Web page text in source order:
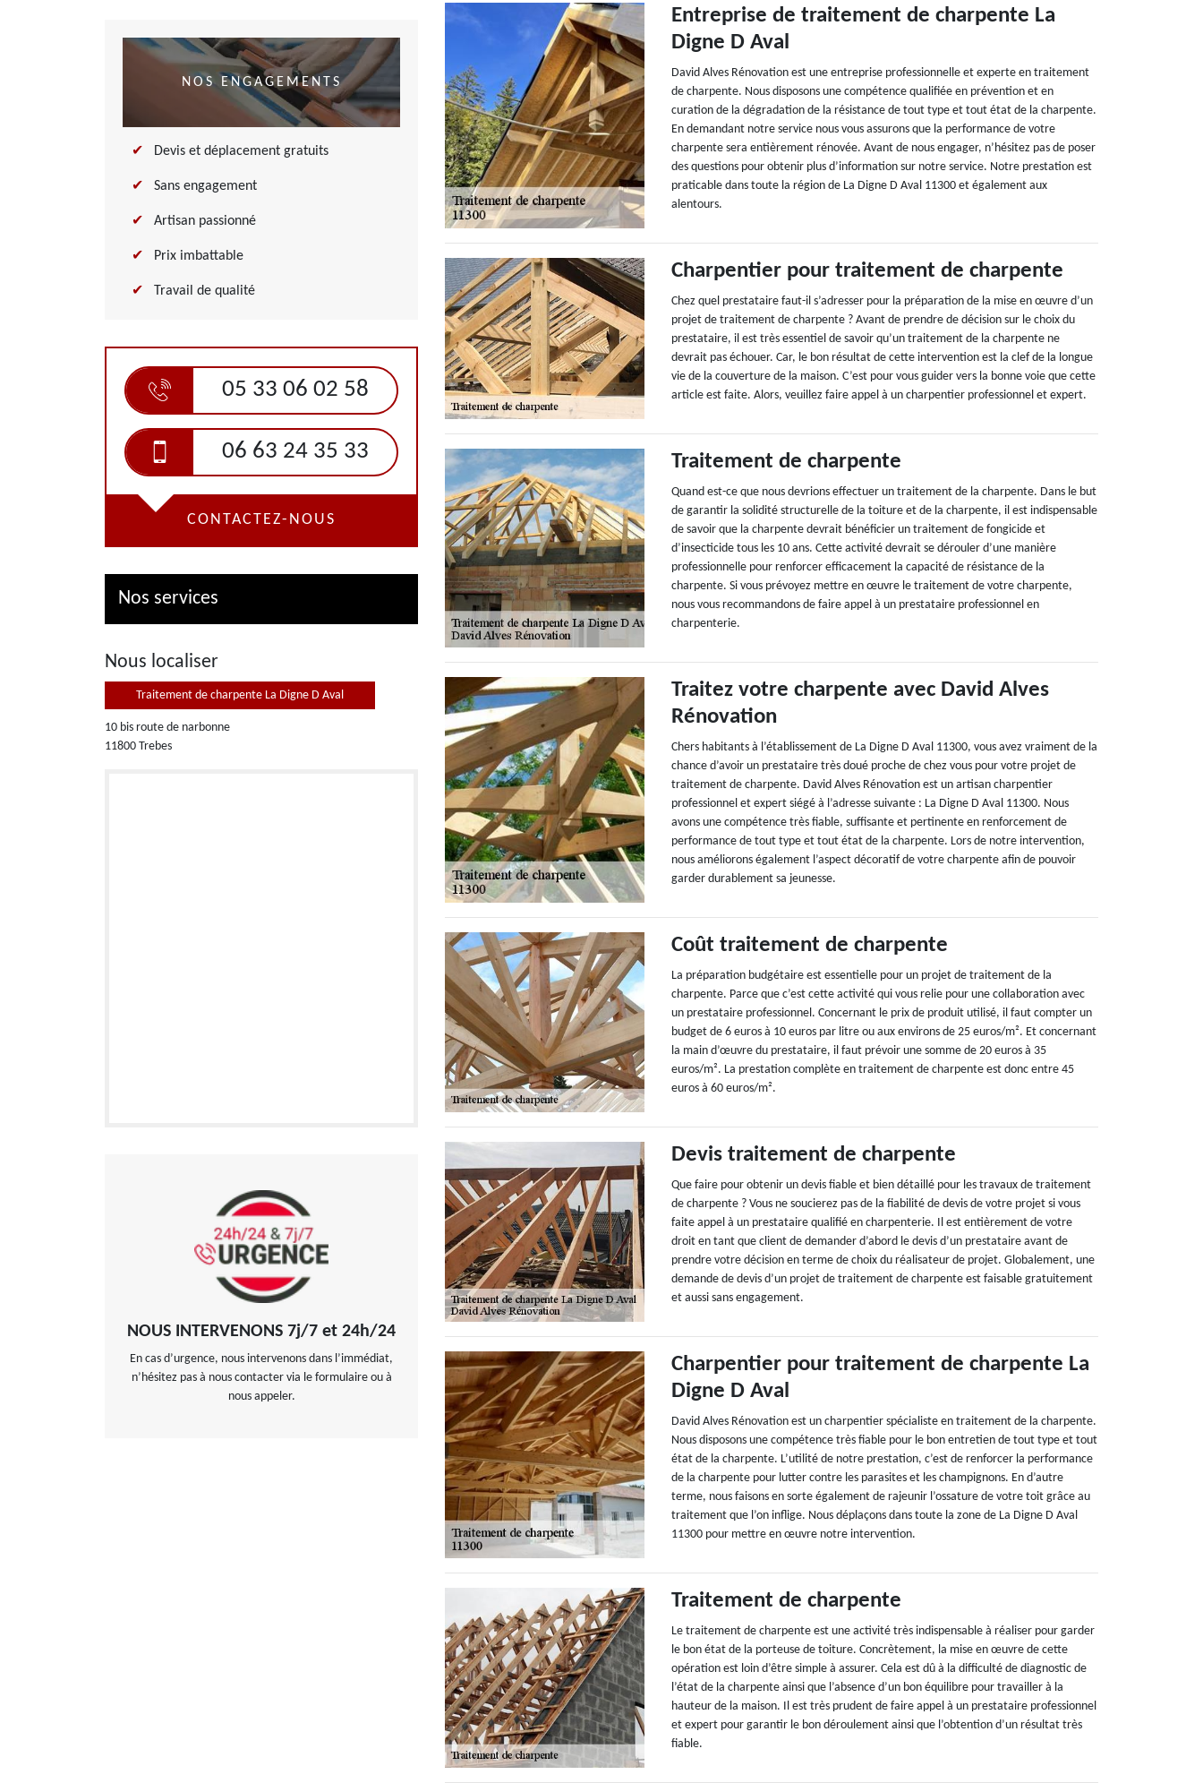
NOS ENGAGEMENTS
Devis et déplacement gratuits
Sans engagement
Artisan passionné
Prix imbattable
Travail de qualité
05 33 06 02 58
06 63 24 35 33
CONTACTEZ-NOUS
Nos services
Nous localiser
Traitement de charpente La Digne D Aval
10 bis route de narbonne
11800 Trebes
NOUS INTERVENONS 7j/7 et 24h/24
En cas d’urgence, nous intervenons dans l’immédiat,
n’hésitez pas à nous contacter via le formulaire ou à
nous appeler.
Entreprise de traitement de charpente La
Digne D Aval
David Alves Rénovation est une entreprise professionnelle et experte en traitement
de charpente. Nous disposons une compétence qualifiée en prévention et en
curation de la dégradation de la résistance de tout type et tout état de la charpente.
En demandant notre service nous vous assurons que la performance de votre
charpente sera entièrement rénovée. Avant de nous engager, n’hésitez pas de poser
des questions pour obtenir plus d’information sur notre service. Notre prestation est
praticable dans toute la région de La Digne D Aval 11300 et également aux
alentours.
Charpentier pour traitement de charpente
Chez quel prestataire faut-il s’adresser pour la préparation de la mise en œuvre d’un
projet de traitement de charpente ? Avant de prendre de décision sur le choix du
prestataire, il est très essentiel de savoir qu’un traitement de la charpente ne
devrait pas échouer. Car, le bon résultat de cette intervention est la clef de la longue
vie de la couverture de la maison. C’est pour vous guider vers la bonne voie que cette
article est faite. Alors, veuillez faire appel à un charpentier professionnel et expert.
Traitement de charpente
Quand est-ce que nous devrions effectuer un traitement de la charpente. Dans le but
de garantir la solidité structurelle de la toiture et de la charpente, il est indispensable
de savoir que la charpente devrait bénéficier un traitement de fongicide et
d’insecticide tous les 10 ans. Cette activité devrait se dérouler d’une manière
professionnelle pour renforcer efficacement la capacité de résistance de la
charpente. Si vous prévoyez mettre en œuvre le traitement de votre charpente,
nous vous recommandons de faire appel à un prestataire professionnel en
charpenterie.
Traitez votre charpente avec David Alves
Rénovation
Chers habitants à l’établissement de La Digne D Aval 11300, vous avez vraiment de la
chance d’avoir un prestataire très doué proche de chez vous pour votre projet de
traitement de charpente. David Alves Rénovation est un artisan charpentier
professionnel et expert siégé à l’adresse suivante : La Digne D Aval 11300. Nous
avons une compétence très fiable, suffisante et pertinente en renforcement de
performance de tout type et tout état de la charpente. Lors de notre intervention,
nous améliorons également l’aspect décoratif de votre charpente afin de pouvoir
garder durablement sa jeunesse.
Coût traitement de charpente
La préparation budgétaire est essentielle pour un projet de traitement de la
charpente. Parce que c’est cette activité qui vous relie pour une collaboration avec
un prestataire professionnel. Concernant le prix de produit utilisé, il faut compter un
budget de 6 euros à 10 euros par litre ou aux environs de 25 euros/m². Et concernant
la main d’œuvre du prestataire, il faut prévoir une somme de 20 euros à 35
euros/m². La prestation complète en traitement de charpente est donc entre 45
euros à 60 euros/m².
Devis traitement de charpente
Que faire pour obtenir un devis fiable et bien détaillé pour les travaux de traitement
de charpente ? Vous ne soucierez pas de la fiabilité de devis de votre projet si vous
faite appel à un prestataire qualifié en charpenterie. Il est entièrement de votre
droit en tant que client de demander d’abord le devis d’un prestataire avant de
prendre votre décision en terme de choix du réalisateur de projet. Globalement, une
demande de devis d’un projet de traitement de charpente est faisable gratuitement
et aussi sans engagement.
Charpentier pour traitement de charpente La
Digne D Aval
David Alves Rénovation est un charpentier spécialiste en traitement de la charpente.
Nous disposons une compétence très fiable pour le bon entretien de tout type et tout
état de la charpente. L’utilité de notre prestation, c’est de renforcer la performance
de la charpente pour lutter contre les parasites et les champignons. En d’autre
terme, nous faisons en sorte également de rajeunir l’ossature de votre toit grâce au
traitement que l’on inflige. Nous déplaçons dans toute la zone de La Digne D Aval
11300 pour mettre en œuvre notre intervention.
Traitement de charpente
Le traitement de charpente est une activité très indispensable à réaliser pour garder
le bon état de la porteuse de toiture. Concrètement, la mise en œuvre de cette
opération est loin d’être simple à assurer. Cela est dû à la difficulté de diagnostic de
l’état de la charpente ainsi que l’absence d’un bon équilibre pour travailler à la
hauteur de la maison. Il est très prudent de faire appel à un prestataire professionnel
et expert pour garantir le bon déroulement ainsi que l’obtention d’un résultat très
fiable.